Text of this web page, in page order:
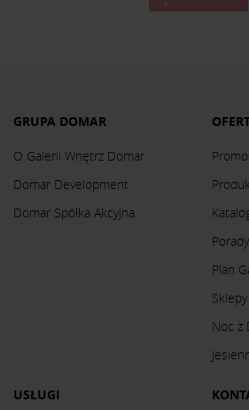
GRUPA DOMAR
O Galerii Wnętrz Domar
Domar Development
Domar Spółka Akcyjna
Plan
Sklepy
Noc z
USŁUGI